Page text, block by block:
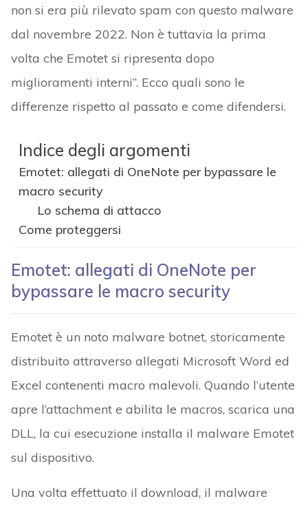
non si era più rilevato spam con questo malware
dal novembre 2022. Non è tuttavia la prima
volta che Emotet si ripresenta dopo
miglioramenti interni”. Ecco quali sono le
differenze rispetto al passato e come difendersi.
Indice degli argomenti
Emotet: allegati di OneNote per bypassare le
macro security
Lo schema di attacco
Come proteggersi
Emotet: allegati di OneNote per
bypassare le macro security
Emotet è un noto malware botnet, storicamente
distribuito attraverso allegati Microsoft Word ed
Excel contenenti macro malevoli. Quando l’utente
apre l’attachment e abilita le macros, scarica una
DLL, la cui esecuzione installa il malware Emotet
sul dispositivo.
Una volta effettuato il download, il malware